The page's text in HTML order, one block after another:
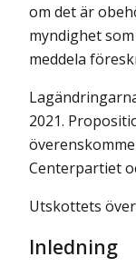
om det är
myndighet
meddela
2021.
Centerpartiet
Utskottets
Inledning